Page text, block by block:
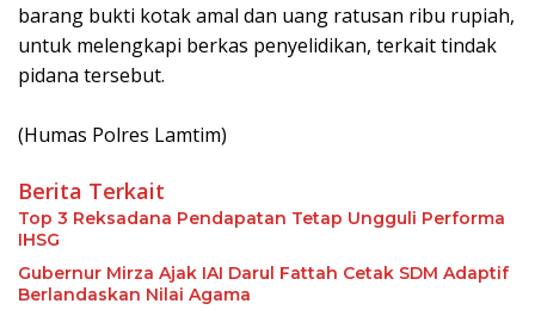
barang bukti kotak amal dan uang ratusan ribu rupiah,
untuk melengkapi berkas penyelidikan, terkait tindak
pidana tersebut.
(Humas Polres Lamtim)
Berita Terkait
Top 3 Reksadana Pendapatan Tetap Ungguli Performa
IHSG
Gubernur Mirza Ajak IAI Darul Fattah Cetak SDM Adaptif
Berlandaskan Nilai Agama